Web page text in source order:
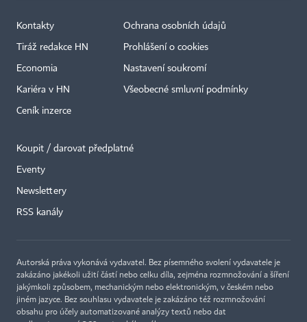
Kontakty
Tiráž redakce HN
Economia
Kariéra v HN
Ceník inzerce
Ochrana osobních údajů
Prohlášení o cookies
Nastavení soukromí
Všeobecné smluvní podmínky
Koupit / darovat předplatné
Eventy
Newslettery
RSS kanály
Autorská práva vykonává vydavatel. Bez písemného svolení vydavatele je
zakázáno jakékoli užití částí nebo celku díla, zejména rozmnožování a šíření
jakýmkoli způsobem, mechanickým nebo elektronickým, v českém nebo
jiném jazyce. Bez souhlasu vydavatele je zakázáno též rozmnožování
obsahu pro účely automatizované analýzy textů nebo dat